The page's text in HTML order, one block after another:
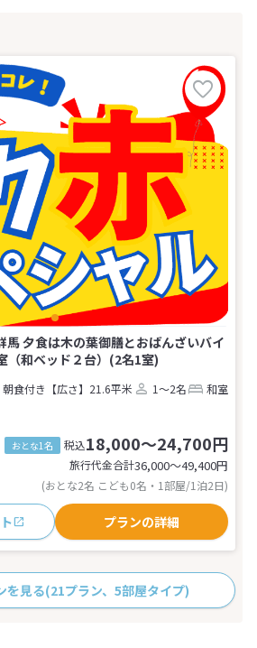
馬 夕食は木の葉御膳とおばんざいバイ
（和ベッド２台）(2名1室)
朝食付き 【広さ】21.6平米 1～2名
和室
おとな1名 税込18,000～24,700円
旅行代金合計36,000〜49,400円
(おとな2名 こども0名・1部屋/1泊2日)
プランの詳細
を見る(21プラン、5部屋タイプ)